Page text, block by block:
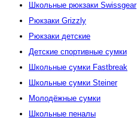
Школьные рюкзаки Swissgear
Рюкзаки Grizzly
Рюкзаки детские
Детские спортивные сумки
Школьные сумки Fastbreak
Школьные сумки Steiner
Молодёжные сумки
Школьные пеналы